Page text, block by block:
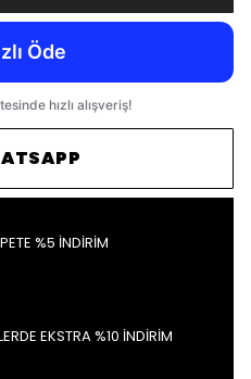
%5 İNDİRİM
EKSTRA %10 İNDİRİM